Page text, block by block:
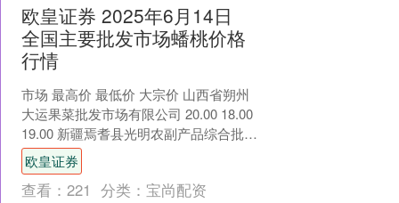
欧皇证券 2025年6月14日
全国主要批发市场蟠桃价格
行情
市场 最高价 最低价 大宗价 山西省朔州
大运果菜批发市场有限公司 20.00 18.00
19.00 新疆焉耆县光明农副产品综合批发
市场 15.00 11.00....
欧皇证券
查看： 221 分类： 宝尚配资